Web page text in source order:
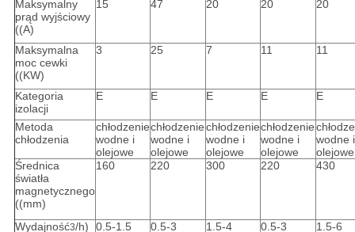
Maksymalny
prąd wyjściowy
((A)
15 47 20 20 20
Maksymalna
moc cewki
((KW)
3 25 7 11 11
Kategoria
izolacji
E E E E E
Metoda
chłodzenia
chłodzenie
wodne i
olejowe
chłodzenie
wodne i
olejowe
chłodzenie
wodne i
olejowe
chłodzenie
wodne i
olejowe
wodne i
olejowe
Średnica
światła
magnetycznego
((mm)
160 220 300 220 430
Wydajność3/h) 0.5-1.5 0.5-3 1.5-4 0.5-3 1.5-6